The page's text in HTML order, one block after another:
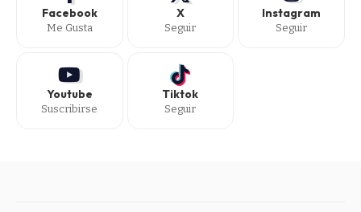
Facebook
Me Gusta
X
Seguir
Instagram
Seguir
Youtube
Suscribirse
Tiktok
Seguir